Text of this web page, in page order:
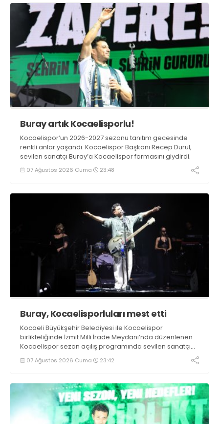
Buray artık Kocaelisporlu!
Kocaelispor’un 2026-2027 sezonu tanıtım gecesinde
renkli anlar yaşandı. Kocaelispor Başkanı Recep Durul,
sevilen sanatçı Buray’a Kocaelispor formasını giydirdi.
07 Ağustos 2026 Cuma 23:48
Buray, Kocaelisporluları mest etti
Kocaeli Büyükşehir Belediyesi ile Kocaelispor
birlikteliğinde İzmit Milli İrade Meydanı’nda düzenlenen
Kocaelispor sezon açılış programında sevilen sanatçı
Buray, verdiği konserle meydanı inletti.
07 Ağustos 2026 Cuma 23:42